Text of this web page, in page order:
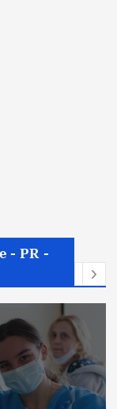
- PR -